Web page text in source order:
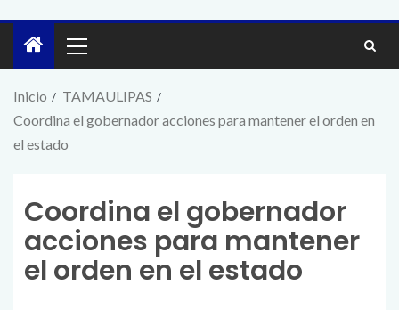
Inicio
TAMAULIPAS
Coordina el gobernador acciones para mantener el orden en
el estado
Coordina el gobernador
acciones para mantener
el orden en el estado